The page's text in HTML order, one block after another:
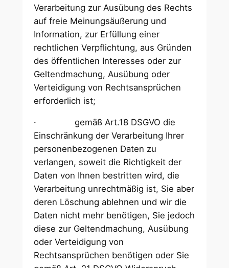
Verarbeitung zur Ausübung des Rechts
auf freie Meinungsäußerung und
Information, zur Erfüllung einer
rechtlichen Verpflichtung, aus Gründen
des öffentlichen Interesses oder zur
Geltendmachung, Ausübung oder
Verteidigung von Rechtsansprüchen
erforderlich ist;
· gemäß Art.18 DSGVO die
Einschränkung der Verarbeitung Ihrer
personenbezogenen Daten zu
verlangen, soweit die Richtigkeit der
Daten von Ihnen bestritten wird, die
Verarbeitung unrechtmäßig ist, Sie aber
deren Löschung ablehnen und wir die
Daten nicht mehr benötigen, Sie jedoch
diese zur Geltendmachung, Ausübung
oder Verteidigung von
Rechtsansprüchen benötigen oder Sie